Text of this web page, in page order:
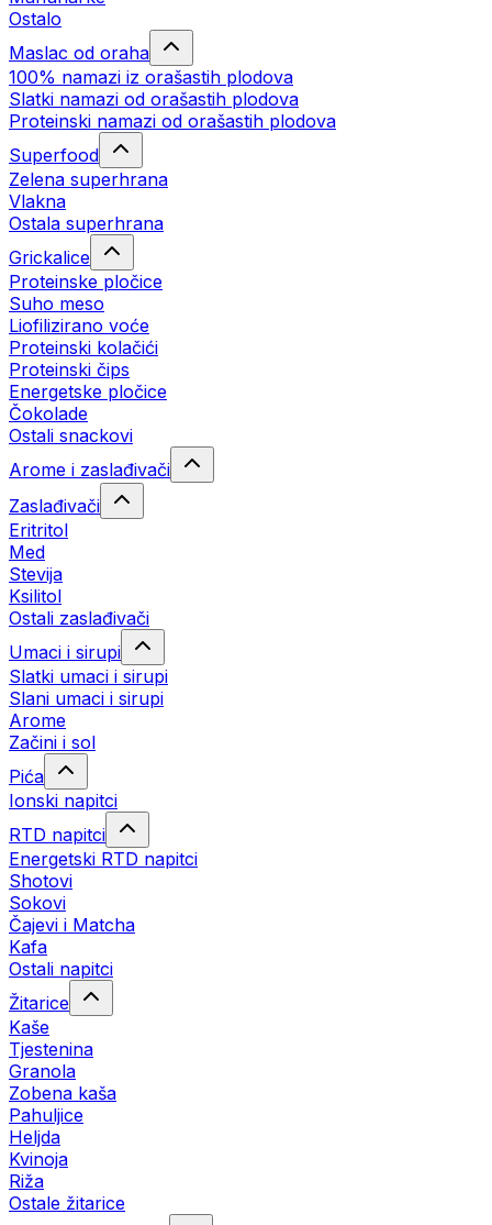
Ostalo
Maslac od oraha
100% namazi iz orašastih plodova
Slatki namazi od orašastih plodova
Proteinski namazi od orašastih plodova
Superfood
Zelena superhrana
Vlakna
Ostala superhrana
Grickalice
Proteinske pločice
Suho meso
Liofilizirano voće
Proteinski kolačići
Proteinski čips
Energetske pločice
Čokolade
Ostali snackovi
Arome i zaslađivači
Zaslađivači
Eritritol
Med
Stevija
Ksilitol
Ostali zaslađivači
Umaci i sirupi
Slatki umaci i sirupi
Slani umaci i sirupi
Arome
Začini i sol
Pića
Ionski napitci
RTD napitci
Energetski RTD napitci
Shotovi
Sokovi
Čajevi i Matcha
Kafa
Ostali napitci
Žitarice
Kaše
Tjestenina
Granola
Zobena kaša
Pahuljice
Heljda
Kvinoja
Riža
Ostale žitarice